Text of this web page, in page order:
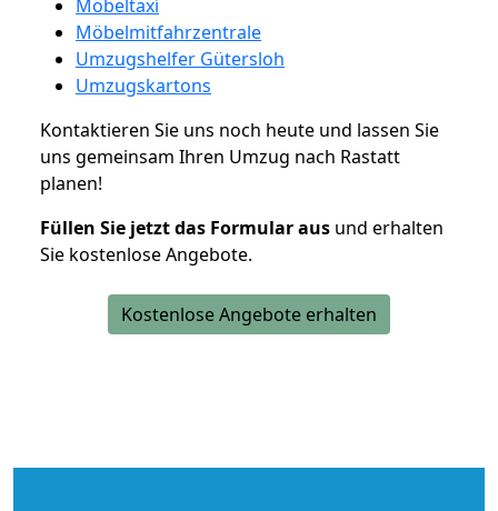
Möbeltaxi
Möbelmitfahrzentrale
Umzugshelfer Gütersloh
Umzugskartons
Kontaktieren Sie uns noch heute und lassen Sie
uns gemeinsam Ihren Umzug nach Rastatt
planen!
Füllen Sie jetzt das Formular aus und erhalten
Sie kostenlose Angebote.
Kostenlose Angebote erhalten